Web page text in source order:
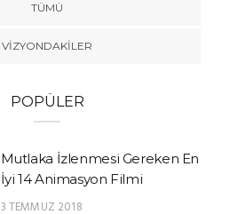
TÜMÜ
VIZYONDAKILER
POPÜLER
Mutlaka İzlenmesi Gereken En
İyi 14 Animasyon Filmi
3 TEMMUZ 2018